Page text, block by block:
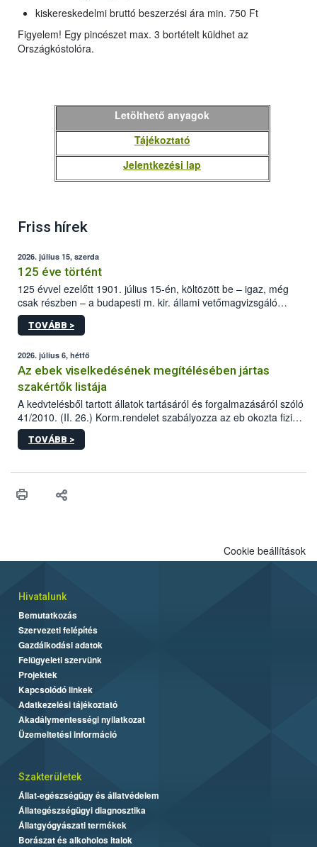
kiskereskedelmi bruttó beszerzési ára min. 750 Ft
Figyelem! Egy pincészet max. 3 bortételt küldhet az
Országkóstolóra.
Letölthető anyagok
Tájékoztató
Jelentkezési lap
Friss hírek
2026. július 15, szerda
125 éve történt
125 évvel ezelőtt 1901. július 15-én, költözött be – igaz, még
csak részben – a budapesti m. kir. állami vetőmagvizsgáló
állomás a Kis Rókus utca 15. szám alatti, Czigler Győző által
tervezett új épületébe.
TOVÁBB >
2026. július 6, hétfő
Az ebek viselkedésének megítélésében jártas
szakértők listája
A kedvtelésből tartott állatok tartásáról és forgalmazásáról szóló
41/2010. (II. 26.) Korm.rendelet szabályozza az eb okozta fizikai
sérülés, illetve ennek veszélye keletkezésekor felmerülő
hatósági feladatokat, valamint a veszélyes eb tartását és annak
vonni az ebek viselkedésének megítélésében jártas szakértőt.
TOVÁBB >
Cookie beállítások
Hivatalunk
Bemutatkozás
Szervezeti felépítés
Gazdálkodási adatok
Felügyeleti szervünk
Projektek
Kapcsolódó linkek
Adatkezelési tájékoztató
Akadálymentességi nyilatkozat
Üzemeltetési információ
Szakterületek
Állat-egészségügy és állatvédelem
Állategészségügyi diagnosztika
Állatgyógyászati termékek
Borászat és alkoholos italok